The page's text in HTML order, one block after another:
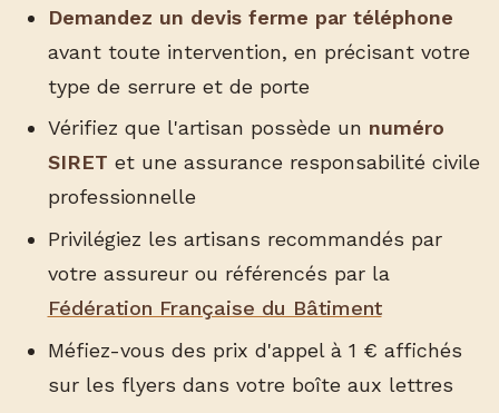
Demandez un devis ferme par téléphone
avant toute intervention, en précisant votre
type de serrure et de porte
Vérifiez que l'artisan possède un numéro
SIRET et une assurance responsabilité civile
professionnelle
Privilégiez les artisans recommandés par
votre assureur ou référencés par la
Fédération Française du Bâtiment
Méfiez-vous des prix d'appel à 1 € affichés
sur les flyers dans votre boîte aux lettres